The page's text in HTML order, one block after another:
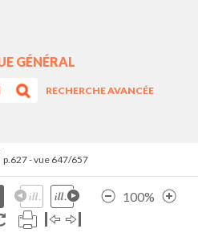
GÉNÉRAL
RECHERCHE AVANCÉE
p.627 - vue 647/657
100%